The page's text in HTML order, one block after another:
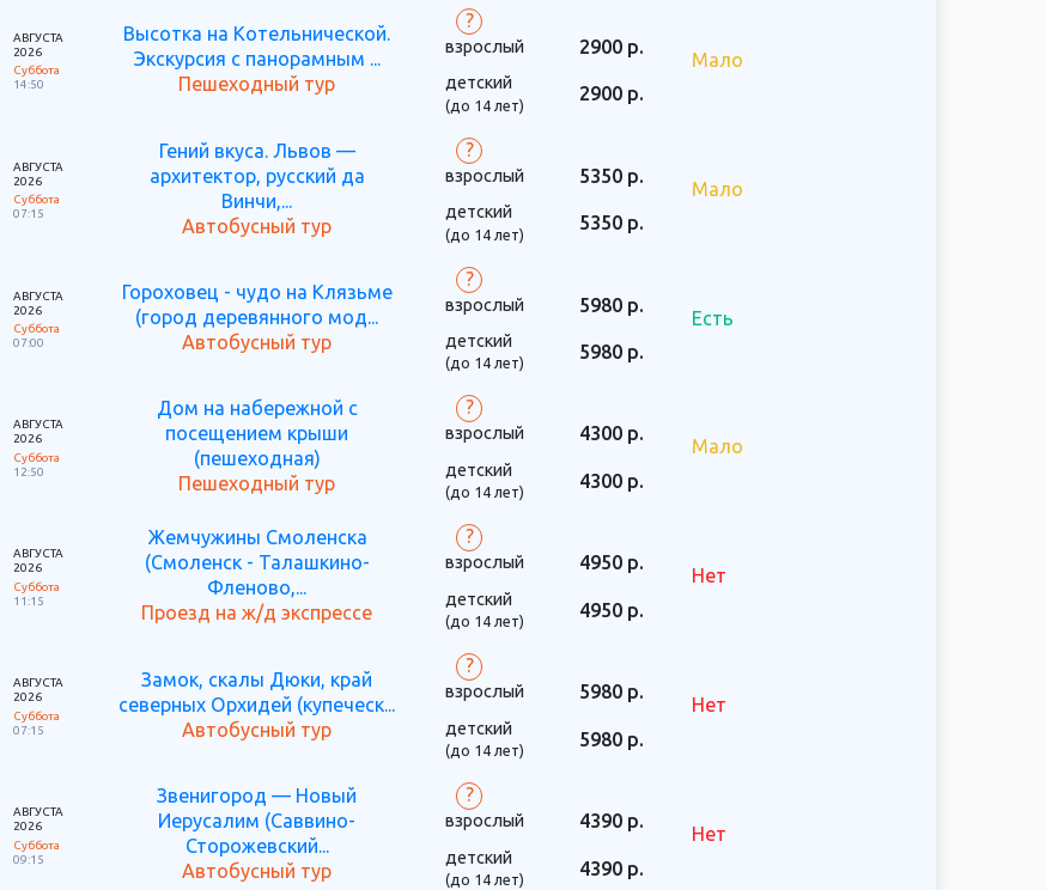
АВГУСТА
2026
Суббота
14:50
Высотка на Котельнической.
Экскурсия с панорамным ...
Пешеходный тур
?
взрослый 2900 р.
детский
(до 14 лет)
2900 р.
Мало
АВГУСТА
2026
Суббота
07:15
Гений вкуса. Львов —
архитектор, русский да
Винчи,...
Автобусный тур
?
взрослый 5350 р.
детский
(до 14 лет)
5350 р.
Мало
АВГУСТА
2026
Суббота
07:00
Гороховец - чудо на Клязьме
(город деревянного мод...
Автобусный тур
?
взрослый 5980 р.
детский
(до 14 лет)
5980 р.
Есть
АВГУСТА
2026
Суббота
12:50
Дом на набережной с
посещением крыши
(пешеходная)
Пешеходный тур
?
взрослый 4300 р.
детский
(до 14 лет)
4300 р.
Мало
АВГУСТА
2026
Суббота
11:15
Жемчужины Смоленска
(Смоленск - Талашкино-
Фленово,...
Проезд на ж/д экспрессе
?
взрослый 4950 р.
детский
(до 14 лет)
4950 р.
Нет
АВГУСТА
2026
Суббота
07:15
Замок, скалы Дюки, край
северных Орхидей (купеческ...
Автобусный тур
?
взрослый 5980 р.
детский
(до 14 лет)
5980 р.
Нет
АВГУСТА
2026
Суббота
09:15
Звенигород — Новый
Иерусалим (Саввино-
Сторожевский...
Автобусный тур
?
взрослый 4390 р.
детский
(до 14 лет)
4390 р.
Нет